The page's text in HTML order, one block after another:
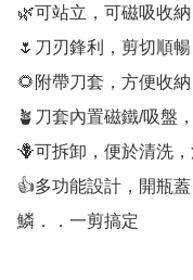
🌿可站立，可磁吸收
🌷刀刃鋒利，剪切順暢
🌻附帶刀套，方便收納
🪴刀套內置磁鐵/吸盤
🪻可拆卸，便於清洗
👍多功能設計，開瓶
鱗．．一剪搞定